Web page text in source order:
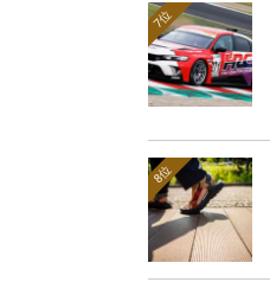
7位
8位